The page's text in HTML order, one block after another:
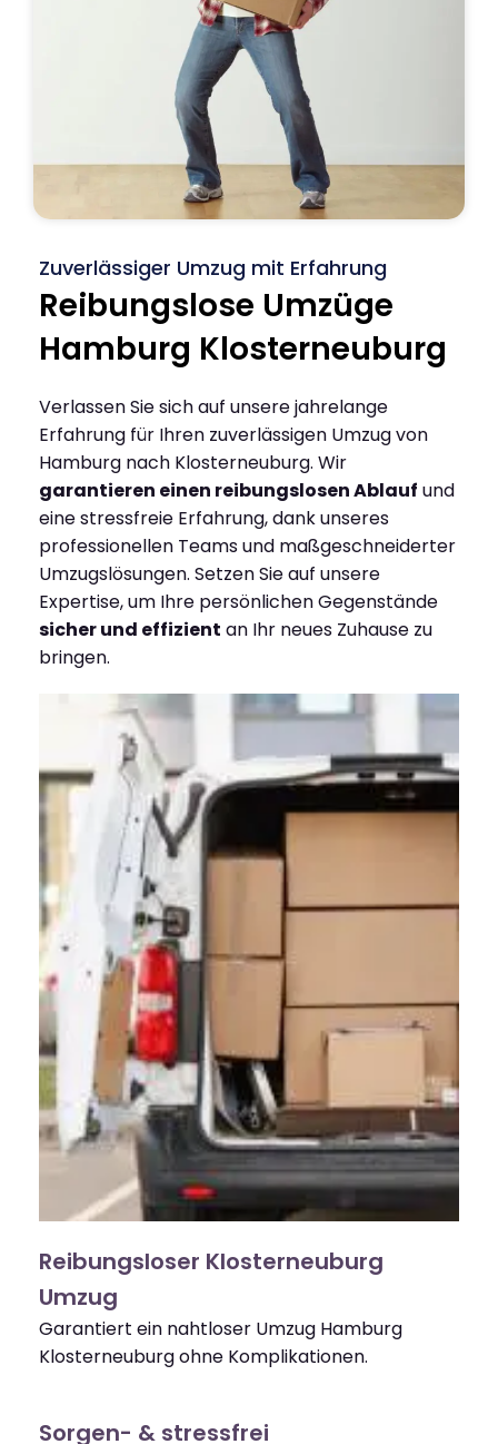
Zuverlässiger Umzug mit Erfahrung
Reibungslose Umzüge
Hamburg Klosterneuburg
Verlassen Sie sich auf unsere jahrelange
Erfahrung für Ihren zuverlässigen Umzug von
Hamburg nach Klosterneuburg. Wir
garantieren einen reibungslosen Ablauf und
eine stressfreie Erfahrung, dank unseres
professionellen Teams und maßgeschneiderter
Umzugslösungen. Setzen Sie auf unsere
Expertise, um Ihre persönlichen Gegenstände
sicher und effizient an Ihr neues Zuhause zu
bringen.
Reibungsloser Klosterneuburg
Umzug
Garantiert ein nahtloser Umzug Hamburg
Klosterneuburg ohne Komplikationen.
Sorgen- & stressfrei